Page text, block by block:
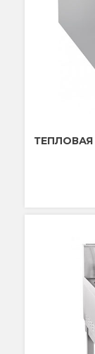
ТЕПЛОВАЯ